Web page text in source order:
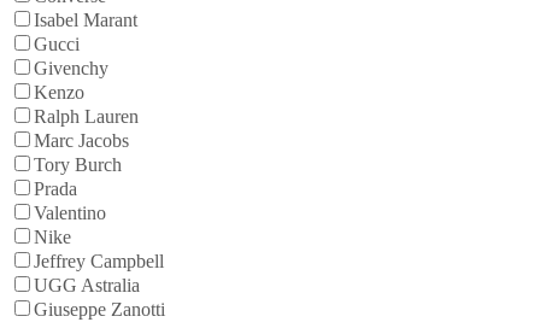
Isabel Marant
Gucci
Givenchy
Kenzo
Ralph Lauren
Marc Jacobs
Tory Burch
Prada
Valentino
Nike
Jeffrey Campbell
UGG Astralia
Giuseppe Zanotti